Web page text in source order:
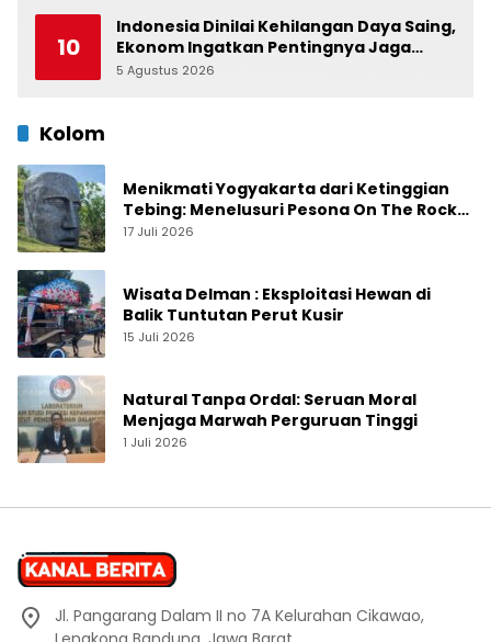
10
Indonesia Dinilai Kehilangan Daya Saing,
Ekonom Ingatkan Pentingnya Jaga
Independensi Bank Indonesia
5 Agustus 2026
Kolom
Menikmati Yogyakarta dari Ketinggian
Tebing: Menelusuri Pesona On The Rock
Jogja yang Sedang Naik Daun
17 Juli 2026
Wisata Delman : Eksploitasi Hewan di
Balik Tuntutan Perut Kusir
15 Juli 2026
Natural Tanpa Ordal: Seruan Moral
Menjaga Marwah Perguruan Tinggi
1 Juli 2026
Jl. Pangarang Dalam II no 7A Kelurahan Cikawao,